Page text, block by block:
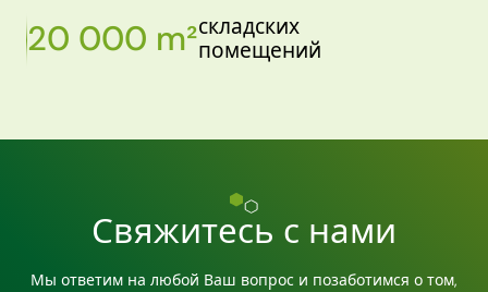
20 000 m²складских
помещений
Свяжитесь с нами
Мы ответим на любой Ваш вопрос и позаботимся о том,